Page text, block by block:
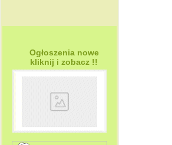
Ogłoszenia nowe
kliknij i zobacz !!